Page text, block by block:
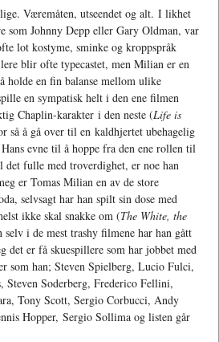
Væremåten, utseendet og alt. I likhet
som Johnny Depp eller Gary Oldman, var
lot kostyme, sminke og kroppspråk
blir ofte typecastet, men Milian er en
holde en fin balanse mellom ulike
en sympatisk helt i den ene filmen
Chaplin-karakter i den neste (Life is
så å gå over til en kaldhjertet ubehagelig
evne til å hoppe fra den ene rollen til
det fulle med troverdighet, er noe han
er Tomas Milian en av de store
selvsagt har han spilt sin dose med
ikke skal snakke om (The White, the
selv i de mest trashy filmene har han gått
er få skuespillere som har jobbet med
som han; Steven Spielberg, Lucio Fulci,
Steven Soderberg, Frederico Fellini,
Tony Scott, Sergio Corbucci, Andy
Hopper, Sergio Sollima og listen går